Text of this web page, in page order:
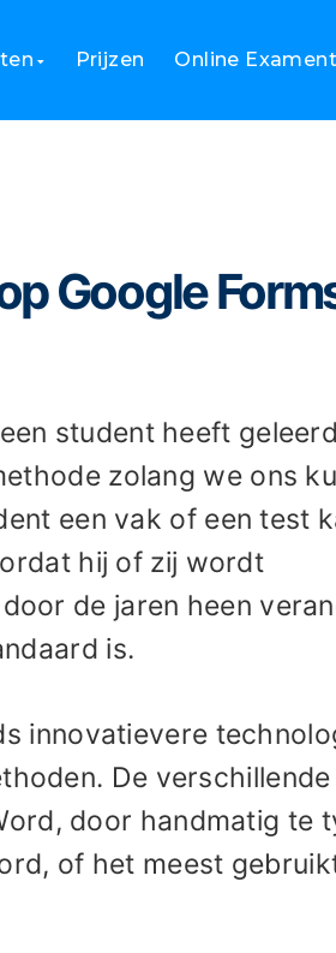
Prijzen Online
Google
student heeft
zolang we ons
een vak of een test
hij of zij wordt
de jaren heen
is.
innovatievere
De verschillende
door handmatig te
of het meest